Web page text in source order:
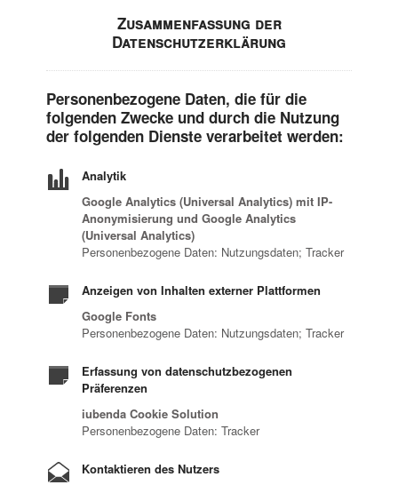
Zusammenfassung der
Datenschutzerklärung
Personenbezogene Daten, die für die
folgenden Zwecke und durch die Nutzung
der folgenden Dienste verarbeitet werden:
Analytik
Google Analytics (Universal Analytics) mit IP-
Anonymisierung und Google Analytics
(Universal Analytics)
Personenbezogene Daten: Nutzungsdaten; Tracker
Anzeigen von Inhalten externer Plattformen
Google Fonts
Personenbezogene Daten: Nutzungsdaten; Tracker
Erfassung von datenschutzbezogenen
Präferenzen
iubenda Cookie Solution
Personenbezogene Daten: Tracker
Kontaktieren des Nutzers